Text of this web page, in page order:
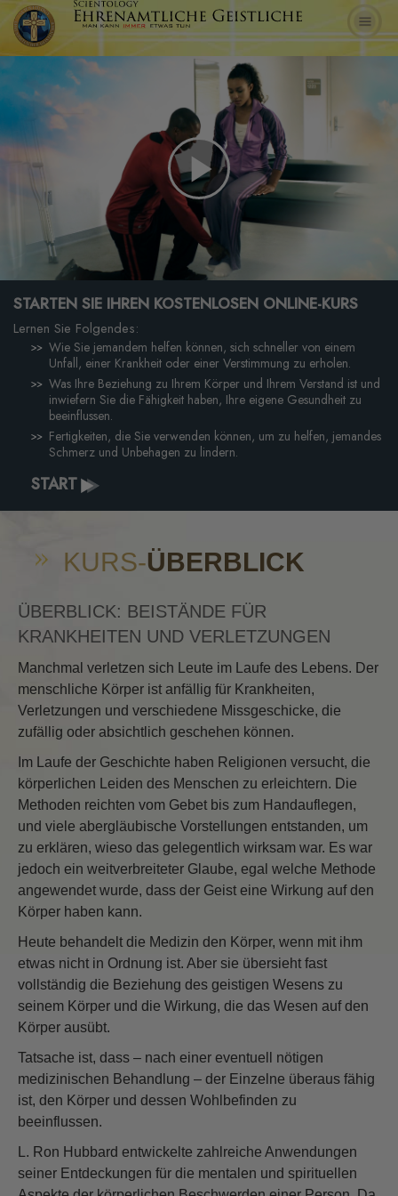
Play
Video
STARTEN SIE IHREN KOSTENLOSEN ONLINE-KURS
Lernen Sie Folgendes:
Wie Sie jemandem helfen können, sich schneller von einem
Unfall, einer Krankheit oder einer Verstimmung zu erholen.
Was Ihre Beziehung zu Ihrem Körper und Ihrem Verstand ist und
inwiefern Sie die Fähigkeit haben, Ihre eigene Gesundheit zu
beeinflussen.
Fertigkeiten, die Sie verwenden können, um zu helfen, jemandes
Schmerz und Unbehagen zu lindern.
START
KURS-ÜBERBLICK
ÜBERBLICK: BEISTÄNDE FÜR
KRANKHEITEN UND VERLETZUNGEN
Manchmal verletzen sich Leute im Laufe des Lebens. Der
menschliche Körper ist anfällig für Krankheiten,
Verletzungen und verschiedene Missgeschicke, die
zufällig oder absichtlich geschehen können.
Im Laufe der Geschichte haben Religionen versucht, die
körperlichen Leiden des Menschen zu erleichtern. Die
Methoden reichten vom Gebet bis zum Handauflegen,
und viele abergläubische Vorstellungen entstanden, um
zu erklären, wieso das gelegentlich wirksam war. Es war
jedoch ein weitverbreiteter Glaube, egal welche Methode
angewendet wurde, dass der Geist eine Wirkung auf den
Körper haben kann.
Heute behandelt die Medizin den Körper, wenn mit ihm
etwas nicht in Ordnung ist. Aber sie übersieht fast
vollständig die Beziehung des geistigen Wesens zu
seinem Körper und die Wirkung, die das Wesen auf den
Körper ausübt.
Tatsache ist, dass – nach einer eventuell nötigen
medizinischen Behandlung – der Einzelne überaus fähig
ist, den Körper und dessen Wohlbefinden zu
beeinflussen.
L. Ron Hubbard entwickelte zahlreiche Anwendungen
seiner Entdeckungen für die mentalen und spirituellen